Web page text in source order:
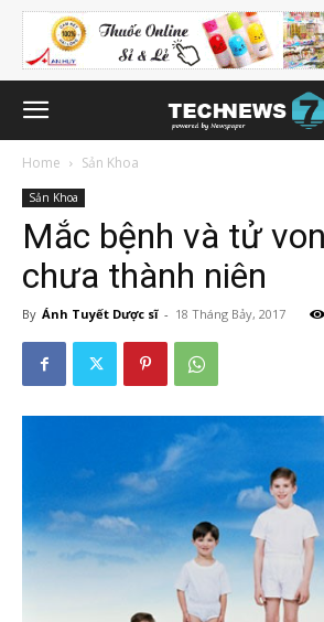
Home Sản Khoa
Sản Khoa
Mắc bệnh và tử
chưa thành niên
By Ánh Tuyết Dược sĩ - 18 Tháng Bảy, 2017